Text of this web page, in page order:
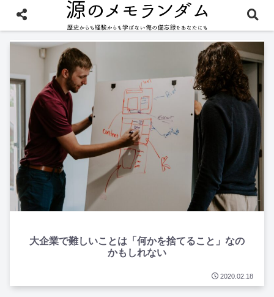
ビジネスも忘れない
大企業で難しいことは「何かを捨てること」なの
かもしれない
2020.02.18